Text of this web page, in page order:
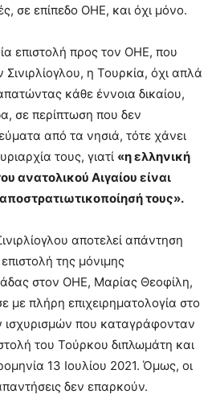
σε επίπεδο ΟΗΕ, και όχι μόνο.
επιστολή προς τον ΟΗΕ, που
η Τουρκία, όχι απλά
κάθε έννοια δικαίου,
σε περίπτωση που δεν
από τα νησιά, τότε χάνει
τους, γιατί «η ελληνική
ανατολικού Αιγαίου είναι
τους».
αποτελεί απάντηση
της μόνιμης
στον ΟΗΕ, Μαρίας Θεοφίλη,
με πλήρη επιχειρηματολογία στο
που καταγράφονταν
του Τούρκου διπλωμάτη και
13 Ιουλίου 2021. Όμως, οι
δεν επαρκούν.